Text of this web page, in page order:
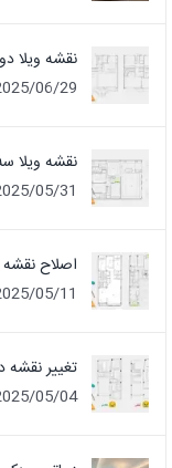
نقشه ویلا دوبلکس
06/29
نقشه ویلا
05/31
اصلاح
05/11
تغییر نقشه
05/04